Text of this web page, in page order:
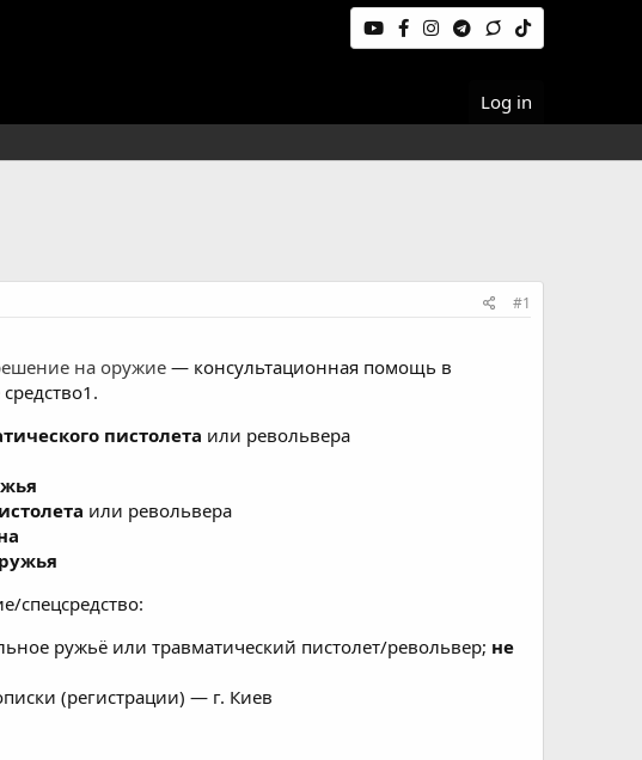
Log in
#1
на оружие— консультационная помощь в
пистолета или револьвера
или револьвера
ружья
спецсредство:
ружьё или травматический пистолет/револьвер; не
(регистрации) — г. Киев